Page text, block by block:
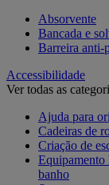
Absorvente
Bancada e
Barreira anti-
Accessibilidade
Ver todas as
Ajuda para
Cadeiras de
Criação de
Equipamento
banho